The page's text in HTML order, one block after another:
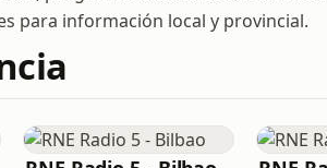
para información local y provincial.